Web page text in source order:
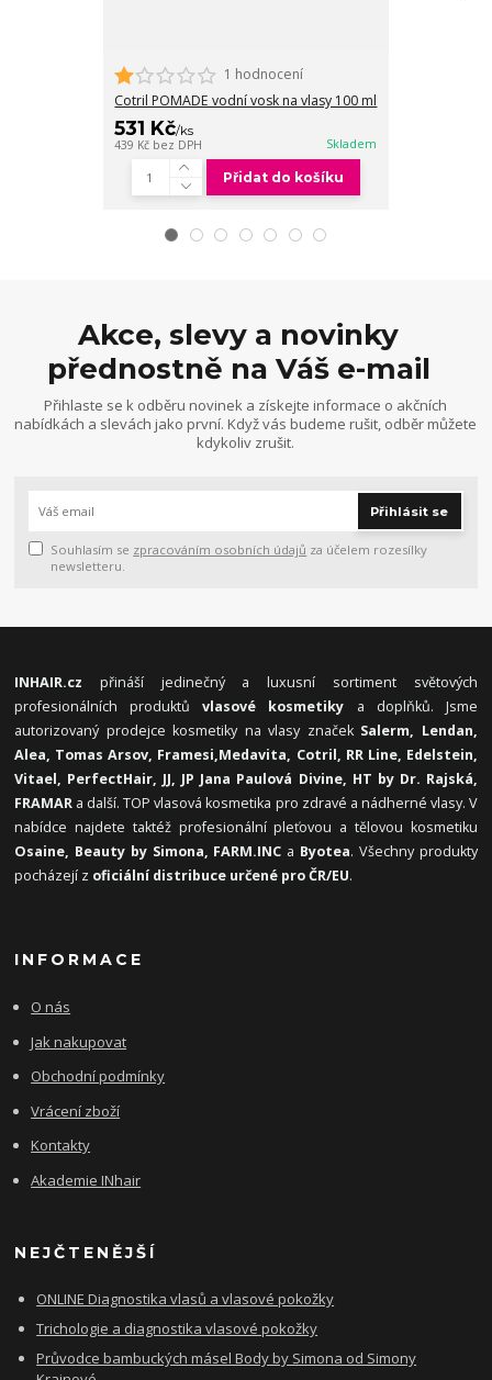
1 hodnocení
Cotril POMADE vodní vosk na vlasy 100 ml
531 Kč/ks
439 Kč bez DPH Skladem
Přidat do košíku
Akce, slevy a novinky
přednostně na Váš e-mail
Přihlaste se k odběru novinek a získejte informace o akčních
nabídkách a slevách jako první. Když vás budeme rušit, odběr můžete
kdykoliv zrušit.
Přihlásit se
Souhlasím se zpracováním osobních údajů za účelem rozesílky
newsletteru.
INHAIR.cz přináší jedinečný a luxusní sortiment světových
profesionálních produktůvlasové kosmetiky a doplňků. Jsme
autorizovaný prodejce kosmetiky na vlasy značek Salerm, Lendan,
Alea, Tomas Arsov, Framesi,Medavita, Cotril, RR Line, Edelstein,
Vitael, PerfectHair, JJ, JP Jana Paulová Divine, HT by Dr. Rajská,
FRAMAR a další. TOP vlasová kosmetika pro zdravé a nádherné vlasy. V
nabídce najdete taktéž profesionální pleťovou a tělovou kosmetiku
Osaine, Beauty by Simona, FARM.INC a Byotea. Všechny produkty
pocházejí z oficiální distribuce určené pro ČR/EU.
INFORMACE
O nás
Jak nakupovat
Obchodní podmínky
Vrácení zboží
Kontakty
Akademie INhair
NEJČTENĚJŠÍ
ONLINE Diagnostika vlasů a vlasové pokožky
Trichologie a diagnostika vlasové pokožky
Průvodce bambuckých másel Body by Simona od Simony